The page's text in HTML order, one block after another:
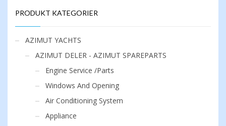
produktsiden
PRODUKT KATEGORIER
AZIMUT YACHTS
AZIMUT DELER - AZIMUT SPAREPARTS
Engine Service /Parts
Windows And Opening
Air Conditioning System
Appliance